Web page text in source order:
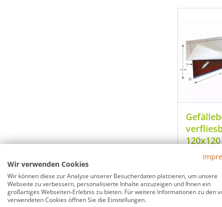
Super
cm
Wir verwenden Cookies
Wir können diese zur Analyse unserer Besucherdaten platzieren, um unsere
Webseite zu verbessern, personalisierte Inhalte anzuzeigen und Ihnen ein
großartiges Webseiten-Erlebnis zu bieten. Für weitere Informationen zu den
verwendeten Cookies öffnen Sie die Einstellungen.